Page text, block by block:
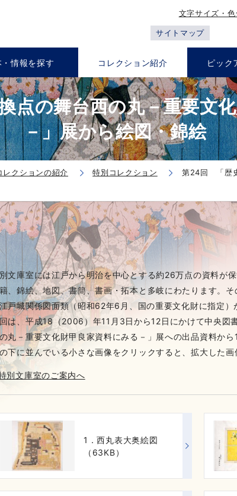
文字サイズ・
サイトマップ
・情報を探す コレクション紹介 ピック
の舞台西の丸－重要文
－」展から絵図・錦絵
レクションの紹介 特別コレクション
第24回 「歴
文庫室には江戸から明治を中心とする約26万点の資料が
、錦絵、地図、書簡、書画・拓本と多岐にわたります。
戸城関係図面類（昭和62年6月、国の重要文化財に指定）
は、平成18（2006）年11月3日から12日にかけて中央図
丸－重要文化財甲良家資料にみる－」展への出品資料から
下に並んでいる小さな画像をクリックすると、拡大した画
別文庫室のご案内へ
1．西丸表大奥絵図
（63KB）